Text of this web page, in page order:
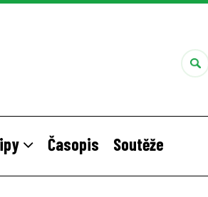
Časopis Soutěže